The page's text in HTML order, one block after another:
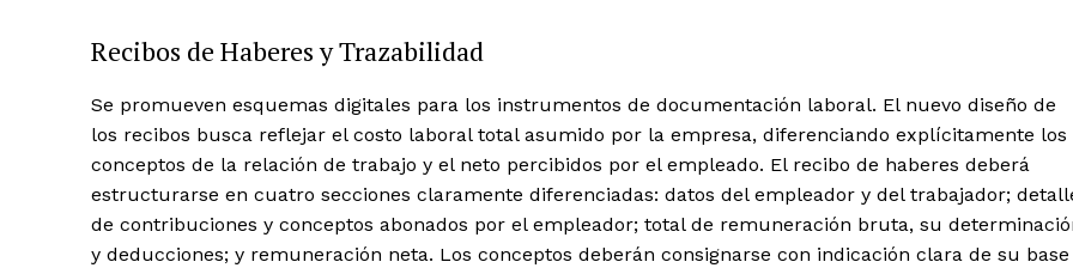
Recibos de Haberes y Trazabilidad
Se promueven esquemas digitales para los instrumentos de documentación laboral. El nuevo diseño de
los recibos busca reflejar el costo laboral total asumido por la empresa, diferenciando explícitamente los
conceptos de la relación de trabajo y el neto percibidos por el empleado. El recibo de haberes deberá
estructurarse en cuatro secciones claramente diferenciadas: datos del empleador y del trabajador;
de contribuciones y conceptos abonados por el empleador; total de remuneración bruta, su
y deducciones; y remuneración neta. Los conceptos deberán consignarse con indicación clara de su base